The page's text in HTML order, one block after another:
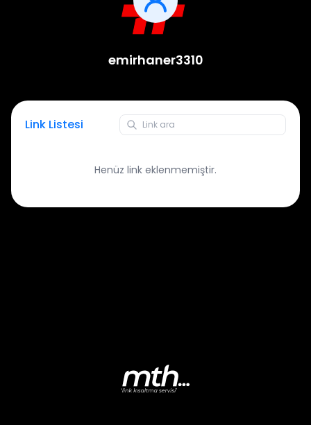
emirhaner3310
Link Listesi
Henüz link eklenmemiştir.